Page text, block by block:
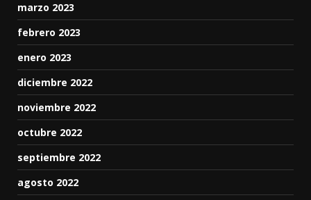
marzo 2023
febrero 2023
enero 2023
diciembre 2022
noviembre 2022
octubre 2022
septiembre 2022
agosto 2022